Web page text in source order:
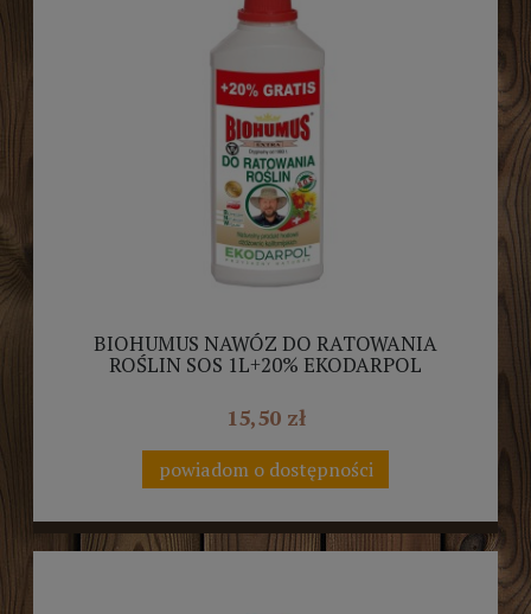
BIOHUMUS NAWÓZ DO RATOWANIA
ROŚLIN SOS 1L+20% EKODARPOL
15,50 zł
powiadom o dostępności